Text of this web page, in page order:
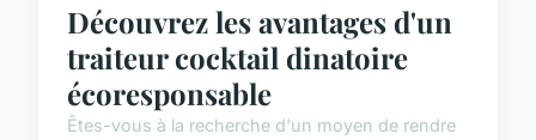
Découvrez les avantages d'un
traiteur cocktail dinatoire
écoresponsable
Êtes-vous à la recherche d'un moyen de rendre